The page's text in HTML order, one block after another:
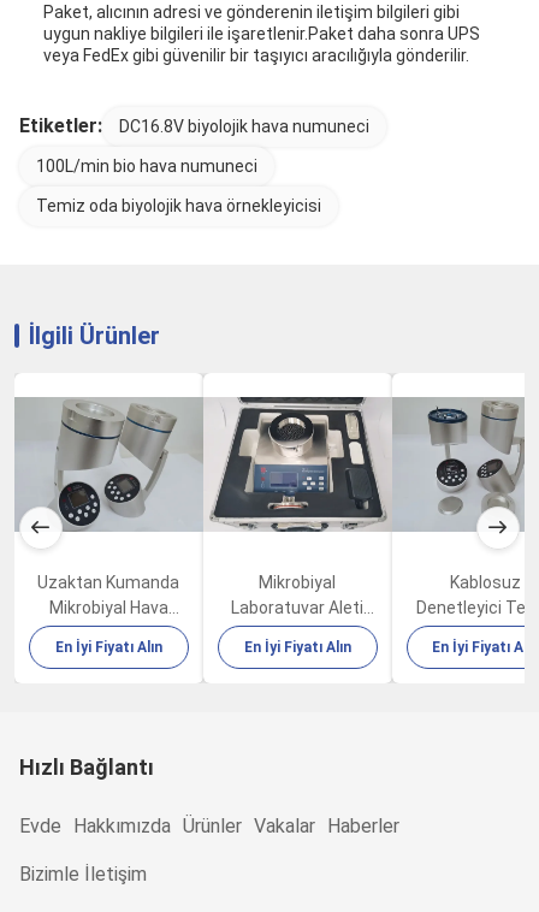
Paket, alıcının adresi ve gönderenin iletişim bilgileri gibi
uygun nakliye bilgileri ile işaretlenir.Paket daha sonra UPS
veya FedEx gibi güvenilir bir taşıyıcı aracılığıyla gönderilir.
Etiketler: DC16.8V biyolojik hava numuneci
100L/min bio hava numuneci
Temiz oda biyolojik hava örnekleyicisi
İlgili Ürünler
Uzaktan Kumanda
Mikrobiyal Hava
Örnekleyici FKC-IB
100L/Dk
En İyi Fiyatı Alın
Mikrobiyal
Laboratuvar Aleti
Biyolojik Hava
Örnekleyici FKC-III
En İyi Fiyatı Alın
Kablosuz
Denetleyici
Oda Canlı
Hava
En İyi Fiyatı Alın
Hızlı Bağlantı
Evde Hakkımızda Ürünler Vakalar Haberler
Bizimle İletişim